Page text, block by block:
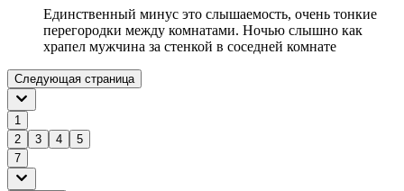
Единственный минус это слышаемость, очень тонкие
перегородки между комнатами. Ночью слышно как
храпел мужчина за стенкой в соседней комнате
Следующая страница
1
2
3 4
5
7